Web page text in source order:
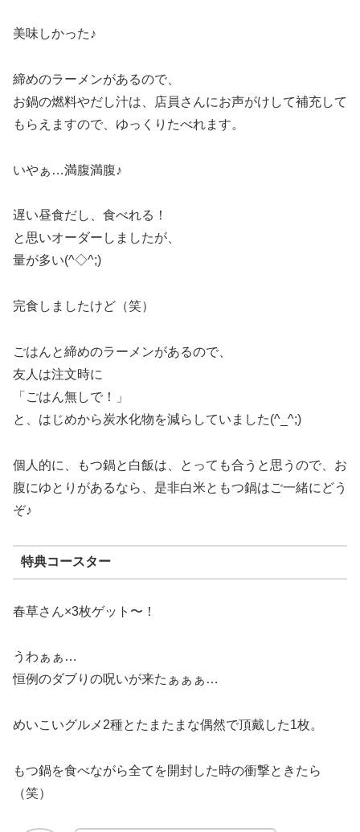
美味しかった♪
締めのラーメンがあるので、
お鍋の燃料やだし汁は、店員さんにお声がけして補充して
もらえますので、ゆっくりたべれます。
いやぁ…満腹満腹♪
遅い昼食だし、食べれる！
と思いオーダーしましたが、
量が多い(^◇^;)
完食しましたけど（笑）
ごはんと締めのラーメンがあるので、
友人は注文時に
「ごはん無しで！」
と、はじめから炭水化物を減らしていました(^_^;)
個人的に、もつ鍋と白飯は、とっても合うと思うので、お
腹にゆとりがあるなら、是非白米ともつ鍋はご一緒にどう
ぞ♪
特典コースター
春草さん×3枚ゲット〜！
うわぁぁ…
恒例のダブりの呪いが来たぁぁぁ…
めいこいグルメ2種とたまたまな偶然で頂戴した1枚。
もつ鍋を食べながら全てを開封した時の衝撃ときたら
（笑）